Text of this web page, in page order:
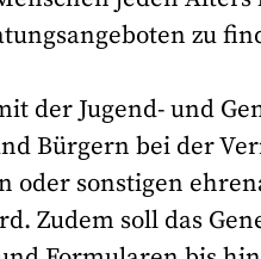
zu
der Jugend- und
Bürgern bei der
oder sonstigen
Zudem soll das